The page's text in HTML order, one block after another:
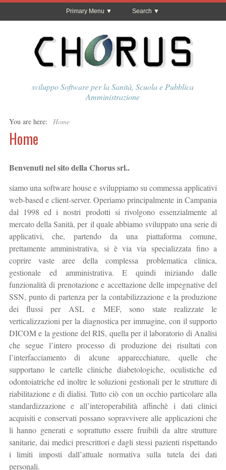
Primary Menu Search
sviluppo Software per la Sanità, Scuola e Pubblica
Amministrazione
You are here: Home
Home
Benvenuti nel sito della Chorus srl..
siamo una software house e sviluppiamo su commessa applicativi
web-based e client-server. Operiamo principalmente in Campania
dal 1998 ed i nostri prodotti si rivolgono essenzialmente al
mercato della Sanità, per il quale abbiamo sviluppato una serie di
applicativi, che, partendo da una piattaforma comune,
prettamente amministrativa, si è via via specializzata fino a
coprire vaste aree della complessa problematica clinica,
gestionale ed amministrativa. E quindi iniziando dalle
funzionalità di prenotazione e accettazione delle impegnative del
SSN, punto di partenza per la contabilizzazione e la produzione
dei flussi per ASL e MEF, sono state realizzate le
verticalizzazioni per la diagnostica per immagine, con il supporto
DICOM e la gestione del RIS, quella per il laboratorio di Analisi
che segue l’intero processo di produzione dei risultati con
l’interfacciamento di alcune apparecchiature, quelle che
supportano le cartelle cliniche diabetologiche, oculistiche ed
odontoiatriche ed inoltre le soluzioni gestionali per le strutture di
riabilitazione e di dialisi. Tutto ciò con un occhio particolare alla
standardizzazione e all’interoperabilità affinchè i dati clinici
acquisiti e conservati possano sopravvivere alle applicazioni che
li hanno generati e soprattutto essere fruibili da altre strutture
sanitarie, dai medici prescrittori e dagli stessi pazienti rispettando
i limiti imposti dall’attuale normativa sulla tutela dei dati
personali.